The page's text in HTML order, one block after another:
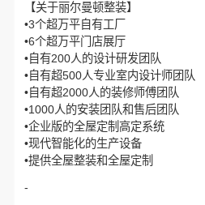
【关于丽尔曼顿整装】
•3个超万平自有工厂
•6个超万平门店展厅
•自有200人的设计研发团队
•自有超500人专业室内设计师团队
•自有超2000人的装修师傅团队
•1000人的安装团队和售后团队
•企业版的全屋定制高定系统
•现代智能化的生产设备
•提供全屋整装和全屋定制
-